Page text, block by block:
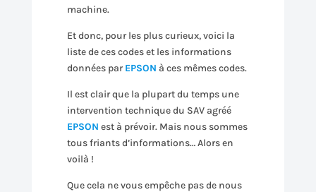
machine.
Et donc, pour les plus curieux, voici la
liste de ces codes et les informations
données parEPSON à ces mêmes codes.
Il est clair que la plupart du temps une
intervention technique du SAV agréé
EPSON est à prévoir. Mais nous sommes
tous friants d’informations… Alors en
voilà !
Que cela ne vous empêche pas de nous